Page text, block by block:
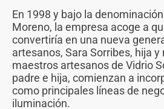
En 1998 y bajo la
Moreno, la empresa acoge a
convertiría en una nueva
artesanos, Sara Sorribes, hija y
maestros artesanos de Vidrio
padre e hija, comienzan a
como principales líneas de
iluminación.